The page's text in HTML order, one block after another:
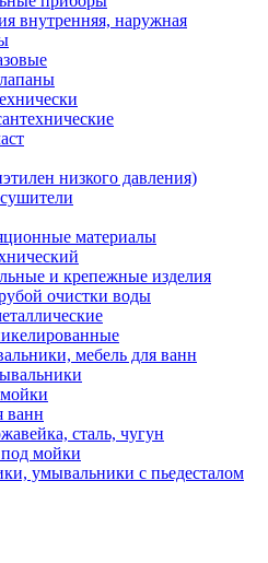
внутренняя, наружная
низкого давления)
материалы
и крепежные изделия
очистки воды
мебель для ванн
ванн
сталь, чугун
мойки
умывальники с пьедесталом